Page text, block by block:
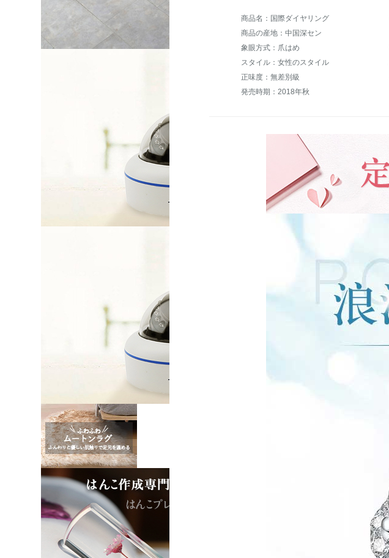
商品名：国際ダイヤリング
商品の産地：中国深セン
象眼方式：爪はめ
スタイル：女性のスタイル
正味度：無差別級
発売時期：2018年秋